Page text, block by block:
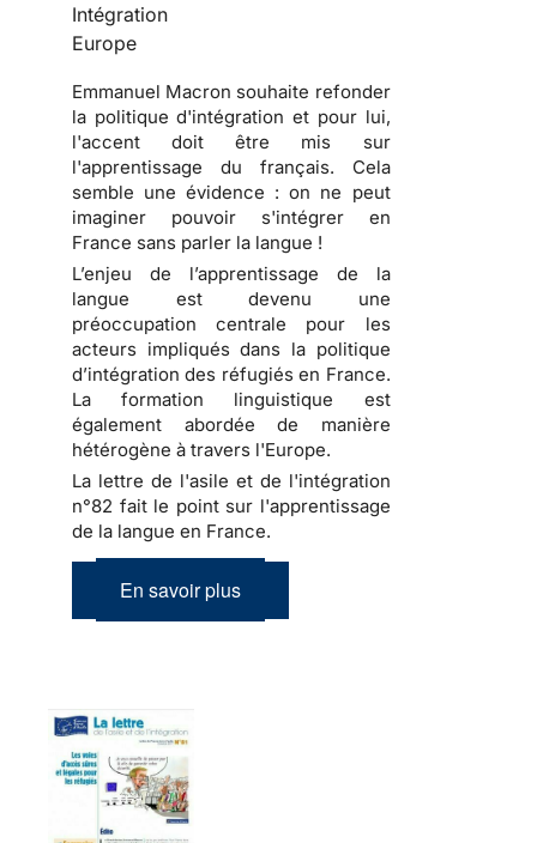
Intégration
Europe
Emmanuel Macron souhaite refonder
la politique d'intégration et pour lui,
l'accent doit être mis sur
l'apprentissage du français. Cela
semble une évidence : on ne peut
imaginer pouvoir s'intégrer en
France sans parler la langue !
L’enjeu de l’apprentissage de la
langue est devenu une
préoccupation centrale pour les
acteurs impliqués dans la politique
d’intégration des réfugiés en France.
La formation linguistique est
également abordée de manière
hétérogène à travers l'Europe.
La lettre de l'asile et de l'intégration
n°82 fait le point sur l'apprentissage
de la langue en France.
En savoir plus